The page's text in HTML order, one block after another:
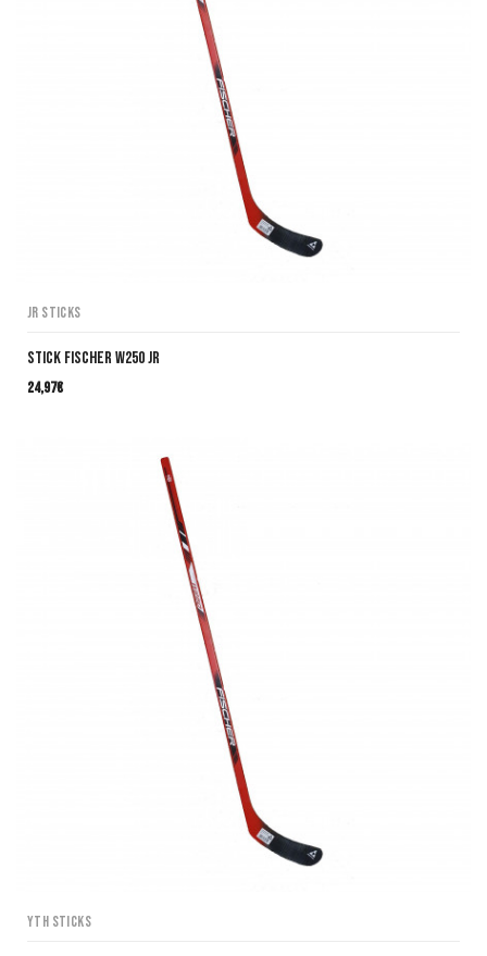
JR Sticks
Stick Fischer W250 JR
24,97€
YTH Sticks